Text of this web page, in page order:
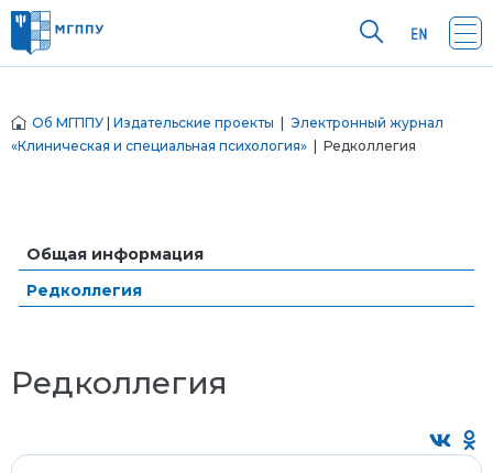
Об МГППУ Издательские проекты
Электронный журнал
«Клиническая и специальная психология» | Редколлегия
Общая информация
Редколлегия
Редколлегия